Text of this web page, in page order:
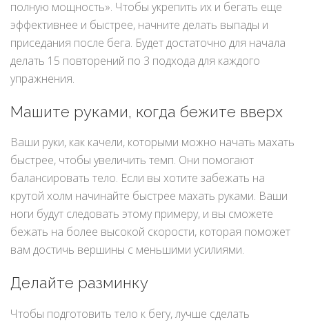
полную мощность». Чтобы укрепить их и бегать еще
эффективнее и быстрее, начните делать выпады и
приседания после бега. Будет достаточно для начала
делать 15 повторений по 3 подхода для каждого
упражнения.
Машите руками, когда бежите вверх
Ваши руки, как качели, которыми можно начать махать
быстрее, чтобы увеличить темп. Они помогают
балансировать тело. Если вы хотите забежать на
крутой холм начинайте быстрее махать руками. Ваши
ноги будут следовать этому примеру, и вы сможете
бежать на более высокой скорости, которая поможет
вам достичь вершины с меньшими усилиями.
Делайте разминку
Чтобы подготовить тело к бегу, лучше сделать